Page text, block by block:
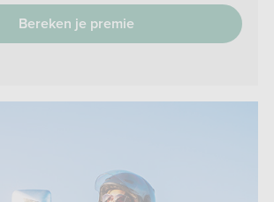
Bereken je premie